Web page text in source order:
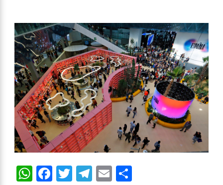
WhatsApp
Facebook
Twitter
Telegram
Email